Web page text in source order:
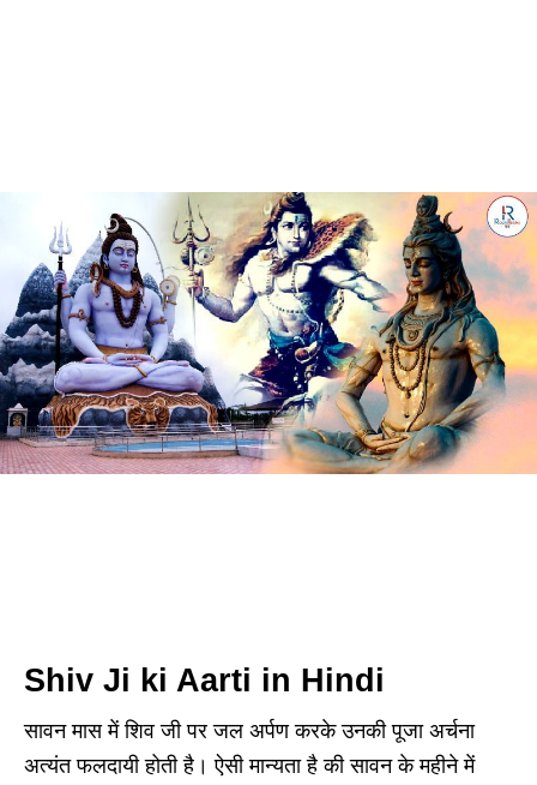
Shiv Ji ki Aarti in Hindi
सावन मास में शिव जी पर जल अर्पण करके उनकी पूजा अर्चना
अत्यंत फलदायी होती है। ऐसी मान्यता है की सावन के महीने में